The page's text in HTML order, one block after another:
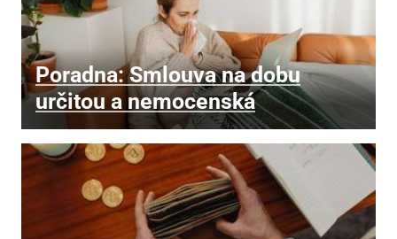
Poradna: Smlouva na dobu
určitou a nemocenská